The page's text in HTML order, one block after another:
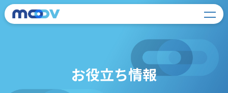
お役立ち情報